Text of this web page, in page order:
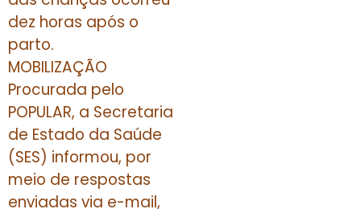
dez horas após o
parto.
MOBILIZAÇÃO
Procurada pelo
POPULAR, a Secretaria
de Estado da Saúde
(SES) informou, por
meio de respostas
enviadas via e-mail,